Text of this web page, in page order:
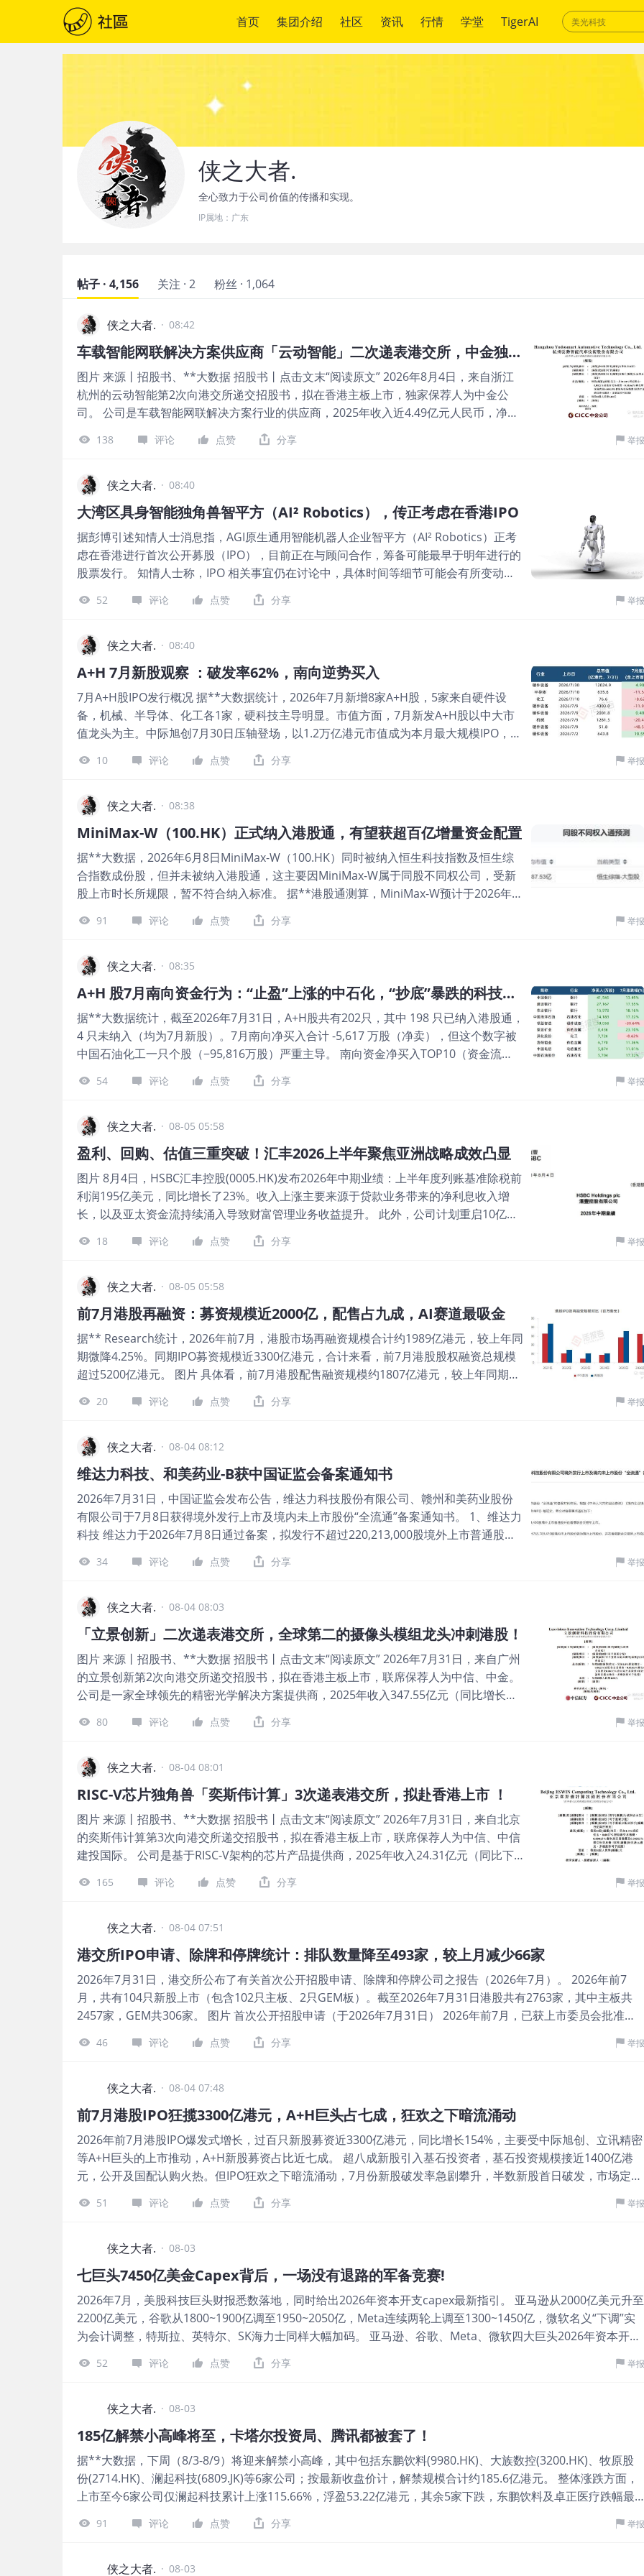
首页 集团介绍 社区 资讯 行情 学堂 TigerAI
侠之大者.
全心致力于公司价值的传播和实现。
IP属地： 广东
帖子 · 4,156 关注 · 2 粉丝 · 1,064
侠之大者. · 08:42
车载智能网联解决方案供应商「云动智能」二次递表港交所，中金独家保荐
图片 来源丨招股书、**大数据 招股书丨点击文末“阅读原文” 2026年8月4日，来自浙江
杭州的云动智能第2次向港交所递交招股书，拟在香港主板上市，独家保荐人为中金公
司。 公司是车载智能网联解决方案行业的供应商，2025年收入近4.49亿元人民币，净利
润约0.40亿元人民币；2026年前五个月收入同比增长约37.07%至1.79亿元人民币，净利
润约0.04亿元人民币，毛利率升至23.55%以上。 **获悉，杭州云动智能汽车技术股份有
2026年8月4日第二次递表港交所，上一次递表时间为2026年1月19日。 公司是国内专注
于智能网联汽车核心部件研发、生产与销售的高新技术企业，致力于为全球整车厂商提
供高可靠性、高性价比的车载智能网联整体解决方案，助力汽车产业智能化、网联化升
级，推动车联网技术的规模化落地应用。 公司核心产品体系覆盖三大板块： 图片 一是车
载通信解决方案，包括4G/5G T-Box、紧急呼叫终端，支持车辆联网通信、远程控制、紧
急救援等功能； 二是传感及域控解决方案，包括智能蓝牙模组、NFC读卡器、UWB模
块、中央网关（CGW）、区域控制器（ZCU）； 三是卫星通信、BLE低功耗连接等配套
技术方案。 产品主要应用于乘用车、商用车领域，可配套传统燃油车及新能源智能网联
年度、2025及2026年前5个月： 收入分别约为人民币2.06亿、3.98亿、4.49亿、1.31
亿、1.79亿，2026年前5月同比+37.07%； 毛利分别约为人民币0.48亿、1.09亿、1.18
亿、0.28亿、0.42亿，2026年前5月同比+52.91%； 净利分别约
138 评论 点赞 分享 举报
侠之大者. · 08:40
大湾区具身智能独角兽智平方（AI² Robotics），传正考虑在香港IPO
据彭博引述知情人士消息指，AGI原生通用智能机器人企业智平方（AI² Robotics）正考
虑在香港进行首次公开募股（IPO），目前正在与顾问合作，筹备可能最早于明年进行的
股票发行。 知情人士称，IPO 相关事宜仍在讨论中，具体时间等细节可能会有所变动。
此前，公司已于今年4月份完成股改，这被市场视为其冲刺上市的重要信号。 据官网介
绍，智平方成立于2023年4月，是AGI原生的通用智能机器人企业，也是行业稀缺的生产
OPPO、小鹏汽车AI专家）创立，汇聚多位全球前2%科学家。公司以具身大模型为核心
驱动，系统化叠加量产级机器人硬件正向设计、生产制造与规模化交付体系，致力于提
供“模型+硬件+场景”一体化能力。 公司核心产品为通用智能机器人AlphaBot（爱宝）系
列，搭配智平方具身大模型AlphaBrain，具备高精度操作和复杂环境自主导航能力，已
在汽车、半导体、生物制造、公共服务、新零售等领域实现落地应用。 图片 核心技术层
面，公司自主研发的具身大模型 AlphaBrain是领先的具身智能大模型之一，致力于为通
用智能机器人提供“最强大脑”。AlphaBrain具备全空间理解、全身协同控制、复杂任务
推理能力。 图片 此外，今年6月公司还发布了全球首个开源类脑式具身智能系统
的具身智能系统。 图片 公司自成立以来已连续完成6轮融资。今年6月底，智平方完成了
股改后的新一轮融资，集资近50亿人民币，投后估值超200亿人民币，成为粤港澳大湾区
首个估值突破200亿的具身智能独角兽。 公司主要投资者阵容豪华，包括深创投、南山
战新投、国中资本、招商资本、中金资本、洪泰基金、金沙江创投、达晨创投、基石资
本、五洲新春(603667.SH)、贵州
52 评论 点赞 分享 举报
侠之大者. · 08:40
A+H 7月新股观察 ：破发率62%，南向逆势买入
7月A+H股IPO发行概况 据**大数据统计，2026年7月新增8家A+H股，5家来自硬件设
备，机械、半导体、化工各1家，硬科技主导明显。市值方面，7月新发A+H股以中大市
值龙头为主。中际旭创7月30日压轴登场，以1.2万亿港元市值成为本月最大规模IPO，立
讯精密（4303亿）、三环集团（2002亿）紧随其后。随着7月科技股深度调整，7月新增
的8家A+H股普遍处于深度折价区间。 图片 7月A+H股首月表现：5家破发，分化剧烈 据
5家A+H新股首月破发（62%下跌），对比老股（2025年前上市的A+H股）平均+7.7%、
仅13%下跌——2026年7月新股显著跑输。 拆分来看，普源精电上市首月即腰斩近半，
跌48.50%；鼎泰高科跌20.47%；立讯精密、晶合集成亦跌逾11%。仅安克创新
（+10.55%）、中际旭创（+4.90%）、三环集团（+0.40%）守住发行价。整体反映市场
对A+H新股的甄别已趋于理性，"打新必赚"暂告一段落。 图片 南向资金：破发照买，迅
速建仓 7月的8家A+H新股中4家已纳入港股通，其中3家为上市当日即纳入——滨化股
份、鼎泰高科、普源精电均实现"上市即入通"，安克创新则在上市25天后（7月27日）纳
入。立讯精密、三环集团、晶合集成、中际旭创尚未纳入，均因为上市时间短且有绿鞋
中滨化股份上市当月持股占比即达21.93%、净买入7726万股；普源精电占比18.95%、净
买入470万股；鼎泰高科占比9.71%。在股价大幅破发的同时，南向资金逆势建仓，说明
内资对A+H稀缺标的——尤其是深度折价的硬科技龙头——的配置意愿依然强烈，南向
成为港股新股的重要稳定器。 对后续而言，立讯精密、三环
10 评论 点赞 分享 举报
侠之大者. · 08:38
MiniMax-W（100.HK）正式纳入港股通，有望获超百亿增量资金配置
据**大数据，2026年6月8日MiniMax-W（100.HK）同时被纳入恒生科技指数及恒生综
合指数成份股，但并未被纳入港股通，这主要因MiniMax-W属于同股不同权公司，受新
股上市时长所规限，暂不符合纳入标准。 据**港股通测算，MiniMax-W预计于2026年8
月6日满足额外上市时长后纳入港股通。 图片 一般而言，被纳入港股通，意味着该股票
正式向内地资金敞开了大门，有利于公司流动性的进一步提升；但能有多少流动性提
港股唯二的AI大模型公司之一，其入通后的配置路径，对MiniMax-W而言很有参照意
义。 图片 据**港股通数据，6月8日智谱正式纳入港股通当天获港股通配置137.95万股，
占当时流通股本的7.95%，按当日成交均价约1329.20港元计，港股通合计净买入18.34亿
港元。 截至7月7日至8日，港股通持股比例从44.48%大幅下降至23.83%，主要因智谱的
基石解禁，可流动股本增加，但港股通持股进一步增至1025.62万股，按当时的均价
1728.13港元计，港股通持仓市值约177.24亿港元。 截至7月31日，智谱的港股通持股约
2462.31万股，占流通股本的39.20%，港股通持仓市值约254.49亿港元。 截至8月5日，
MiniMax-W的总股本约3.49亿股，其中可流通股本约1.98亿股，占总股本的56.79%。 图
置约20%-25%的流通比例，港股通最终有可能配置约3967万股-4958万股，按最新收盘
价253.8港元计，配置市值约100.68亿-125.83亿港元。 不过，上述测算反映的是未来有
望持续流入的增量资金总量，并非纳入首日就能一蹴而就。即便如此，预计纳入首日仍
可获得港股
91 评论 点赞 分享 举报
侠之大者. · 08:35
A+H 股7月南向资金行为：“止盈”上涨的中石化，“抄底”暴跌的科技龙头？
据**大数据统计，截至2026年7月31日，A+H股共有202只，其中 198 只已纳入港股通，
4 只未纳入（均为7月新股）。7月南向净买入合计 -5,617 万股（净卖），但这个数字被
中国石油化工一只个股（−95,816万股）严重主导。 南向资金净买入TOP10（资金流
入） 据**大数据统计，7月A+H股南向资金净买入前列被'四大行+三桶油+电信'垄断——
中国银行、建设银行、农业银行、中国海洋石油、紫金矿业、洛阳钼业、中国电信、中
统计，7月A+H股南向资金净卖出股数，中国石油化工(−95,816万股)一家就占了流出的大
部分，其次是航空（东方航空、国航）、保险（中国人寿）、半导体（中芯国际）、汽
车（长城汽车）。值得注意的是，许多被净卖出的股票7月却是涨的（如中石化涨
+10.75%），说明南向在'逢高减仓'。 图片 港股通加仓 Top10（持股环比飙升） 据**大
数据统计，7月A+H股中，南向资金加仓最多的几乎全是7月暴跌的科技股——领益智造
港股通7月持股环比+320%、国恩科技环比+101%、兆易创新环比+73%、胜宏科技环比
+50%、华勤技术环比+31%、澜起科技环比+22%。南向在'抄底'这些被外资抛售的AI供应
链龙头。 图片 港股通减仓 Top10（持股环比下降） 据**大数据统计，7月A+H新股中，
可孚医疗−11.7%），反映南向在'逢高止盈'，兑现涨上去的仓位。 图片 关键洞察：负相
关的逆势行为 202家A+H股2026年7月持仓环比变化与涨幅的Pearson相关系数 =
-0.289（负相关）。这意味着：南向加仓越多的股票，7月表现反而越差。这不是'买入驱
动上涨'，而是'下
54 评论 点赞 分享 举报
侠之大者. · 08-05 05:58
盈利、回购、估值三重突破！汇丰2026上半年聚焦亚洲战略成效凸显
图片 8月4日，HSBC汇丰控股(0005.HK)发布2026年中期业绩：上半年度列账基准除税前
利润195亿美元，同比增长了23%。收入上涨主要来源于贷款业务带来的净利息收入增
长，以及亚太资金流持续涌入导致财富管理业务收益提升。 此外，公司计划重启10亿美
元股份回购，叠加近期股价持续上扬，估值节节攀升。汇丰通过在财富管理和跨境业务
的深耕，以及重新重视香港IPO市场机会，正在构建起“盈利、回购、估值”的三重突破之
加28亿美元。今年第二季度除税前利润101.5亿美元，按年大涨60%，优于早前市场预期
的约95亿美元。除税后利润为79亿美元，较2025年第2季增加31亿美元，增幅为63%。
今年上半年收入较2025年上半年增加36亿美元至 377亿美元，按年升11%。其中包括须
予注意项⽬的按年有利影响净额8亿美元和货币换算差额的有利影响7亿美元。 图片 董事
会通过派发第二轮中期股息每股0.1美元（5月已派第一轮0.10美元），更关键的是，汇丰
宣布有意启动规模最多达10亿美元的股份回购计划，预计在第三季业绩公布前完成。这
是其自去年10月宣布私有化恒生银行后、暂停三个季度以来的首次回购。 过去两年来，
汇丰控股(0005.HK)的股价一路高涨，近期更创下历史新高，目前市值超过2.8万亿港元。
提2亿美元。此外，虽然管理层维持2026年银行业务净利息收益至少460亿美元指引，但
内地打击非法跨境资金流动对财富管理净新增资金仍会存在一定的影响。 不过，集团行
政总裁艾桥智（Georges Elhedery）对于此依然颇具信心，他表示，“香港在我们亚洲财
富管理业务的增长中仍然处于核心地位”。 对于汇丰而言，跨境客户服务需求的增长进一
步
18 评论 点赞 分享 举报
侠之大者. · 08-05 05:58
前7月港股再融资：募资规模近2000亿，配售占九成，AI赛道最吸金
据** Research统计，2026年前7月，港股市场再融资规模合计约1989亿港元，较上年同
期微降4.25%。同期IPO募资规模近3300亿港元，合计来看，前7月港股股权融资总规模
超过5200亿港元。 图片 具体看，前7月港股配售融资规模约1807亿港元，较上年同期增
长8.6%，占整体再融资市场规模的比重达到91%，是再融资市场最重要的构成。 图片 7
月份港股单月配售规模达约625亿港元，创近16个月新高。完成配售的企业主要包括智
AI赛道各大科技明星公司。 其中智谱(2513.HK)配售募资规模达314亿港元，高居年内港
股配售市场第二，仅次于4月份宁德时代(3750.HK)的392亿港元配售。MINIMAX-
W(0100.HK)则紧随其后，配售募资95.4亿港元，且同步发行了65亿港元的可转债发行。
图片 港股配售中遵循“双二十”原则，即上市公司在利用一般性授权进行现金配售新股
时，发行数量和价格折让均不得超过20%。从实际配售价格看，今年前7月港股配售的折
价水平普遍在12%左右。 分行业看，今年已完成的超260宗配售中，来自工业、信息技
术、可选消费行业的公司稳居前三，分别占约20%、17%、16%。 而从募资规模看，与
AI赛道关系紧密的信息技术行业一马当先，配售募资规模达710亿港元，占比超过40%；
亿。 图片 （本文首发于活报告公众号，ID：**）
20 评论 点赞 分享 举报
侠之大者. · 08-04 08:12
维达力科技、和美药业-B获中国证监会备案通知书
2026年7月31日，中国证监会发布公告，维达力科技股份有限公司、赣州和美药业股份
有限公司于7月8日获得境外发行上市及境内未上市股份“全流通”备案通知书。 1、维达力
科技 维达力于2026年7月8日通过备案，拟发行不超过220,213,000股境外上市普通股并
在香港联合交易所上市。 此外，公司17名股东拟将所持合计765,789,470股境内未上市
股份转为境外上市股份，并在香港联合交易所上市流通。 图片 2026年2月9日，维达力科
球化的聚焦界面增强技术及相关材料工程的科技公司，2024年收入51.99亿元，净利润
6.18亿元，毛利率23.79%；2025年前9个月收入46.18亿元，净利润5.72亿元，毛利率
12.38%。 年入52亿的「维达力科技」首次递表，中金、德银联席保荐 2、和美药业-B 和
美药业-B于2026年7月8日通过备案，拟发行不超过63,491,400股境外上市普通股并在香
港联合交易所上市。 此外，公司24名股东拟将所持合计253,969,480股境内未上市股份
转为境外上市股份，并在香港联合交易所上市流通。 图片 2026年6月8日，和美药业-B第
3次向港交所递交招股书，拟在香港主板上市，联席保荐人为国投证券。公司曾于2025年
12月1日向港交所递交招股书。 公司是致力于自身免疫性疾病和肿瘤领域的生物医药公
研发开支为0.90亿元。 「和美药业-B」递表港交所，手握两款III期核心产品
34 评论 点赞 分享 举报
侠之大者. · 08-04 08:03
「立景创新」二次递表港交所，全球第二的摄像头模组龙头冲刺港股！
图片 来源丨招股书、**大数据 招股书丨点击文末“阅读原文” 2026年7月31日，来自广州
的立景创新第2次向港交所递交招股书，拟在香港主板上市，联席保荐人为中信、中金。
公司是一家全球领先的精密光学解决方案提供商，2025年收入347.55亿元（同比增长
24.5%），净利润16.90亿元（同比增长60.70%），毛利率10.79%。 公司是一家全球领
先的精密光学解决方案提供商，专注于面向全球消费电子、汽车电子、智能办公应用以
场。 公司核心产品以消费电子摄像头模组为绝对主体，覆盖智能手机（主摄大光圈、潜
望长焦等）、笔记本电脑及平板电脑等终端。 此外，公司正积极拓展汽车电子（ADAS摄
像头模组、激光雷达模组）、智慧办公（打印机/扫描仪光学组件）以及智能机器人感知
模组、XR光波导模组等新兴领域。 图片 立景创新向全球超过340家客户供应产品，收入
主要来自销售消费电子产品，包括应用于智能手机、笔记本计算机及平板计算机的摄像
头模块。截至2026年5月31日，公司消费电子类产品收入占总营收的91.2%。 图片 公司
业务亮点： 图片 财务业绩 截至2025年12月31日止3个年度、2025及2026年前5个月：
收入分别约为人民币152.48亿、279.14亿、347.55亿、118.81亿、136.24亿，2026年前
亿，2026年前5月同比+20.39%； 净利分别约为人民币5.88亿、10.52亿、16.90亿、5.23
亿、7.76亿，2026年前5月同比+48.50%； 毛利率分别约为11.96%、10.84%、10.79%、
11.04%、11.59%； 净利率分别约为3.85%
80 评论 点赞 分享 举报
侠之大者. · 08-04 08:01
RISC-V芯片独角兽「奕斯伟计算」3次递表港交所，拟赴香港上市 ！
图片 来源丨招股书、**大数据 招股书丨点击文末“阅读原文” 2026年7月31日，来自北京
的奕斯伟计算第3次向港交所递交招股书，拟在香港主板上市，联席保荐人为中信、中信
建投国际。 公司是基于RISC-V架构的芯片产品提供商，2025年收入24.31亿元（同比下
降20.04%），净亏损15.16亿元，毛利率18.63%。 公司是中国领先的基于RISC-V架构的
芯片产品提供商，专注于芯片、芯片组及板卡、相关核心软件的研发设计，采用Fabless
车、机器人、工业等场景提供高性价比、可定制的RISC-V架构芯片解决方案，推动开源
计算架构的商业化落地与国产替代。 公司产品主要分为两大板块：智能终端芯片和互连
与计算芯片。 智能终端芯片包括人机交互芯片和多媒体处理芯片，主要应用于电视、显
示器、笔记本、手机、智能手表等带屏设备。 互连与计算芯片则面向汽车、机器人及工
业场景，提供无线通信连接与端侧数据处理能力，使智能体具备感知、处理与执行能
力。 图片 截至2026年3月31日，公司已服务全球220家客户，累计拥有超620个IP模块、
超20个系列化RISC-V内核及超1,740项专利申请。收入主要来自向客户销售和交付智能终
端芯片、互连及计算产品，以及许可服务。 图片 财务业绩 截至2025年12月31日止3个年
亿、4.94亿，2026年前3月同比+18.38%； 毛利分别约为人民币2.70亿、3.58亿、4.53
亿、0.34亿、0.73亿，2026年前3月同比+116.00%； 净利分别约为人民币-18.37
亿、-15.47亿、-15.16亿、-3.99亿、-3.75亿，2026年前3月同比-6.10%； 毛利率分
165 评论 点赞 分享 举报
侠之大者. · 08-04 07:51
港交所IPO申请、除牌和停牌统计：排队数量降至493家，较上月减少66家
2026年7月31日，港交所公布了有关首次公开招股申请、除牌和停牌公司之报告（2026年7月）。 2026年前7
月，共有104只新股上市（包含102只主板、2只GEM板）。截至2026年7月31日港股共有2763家，其中主板共
2457家，GEM共306家。 图片 首次公开招股申请（于2026年7月31日） 2026年前7月，已获上市委员会批准、
待上市申请共12宗，正在处理的上市申请共481宗，两者合计仍有493家公司排队香港上市； 其他情况（申请已
超过处理期限、申请被拒 、申请被退回，或者申请人自行撤回了申请）210家，包括1家被发回（兴业银锡）。
数为20天，发出聆讯文件函所需的营业日中位数为17天。由上市申请受理至发出聆讯文件函之间联交所发出意见
函所需总营业日数的中位数是36天。 图片 除牌、停牌统计 2026年前7月，共有27家公司除牌，其中主板19家，
GEM板块8家；自愿撤回上市地位8家，被动除牌17家，转板除牌2家。 2026年前7月，共有104家上市公司停牌3
个月或以上，其中88家为主板上市公司，16家为GEM（创业板）上市公司。主板中9家公司已获上市委员会批准
除牌。 图片 （本文首发于活报告公众号，ID：**）
46 评论 点赞 分享 举报
侠之大者. · 08-04 07:48
前7月港股IPO狂揽3300亿港元，A+H巨头占七成，狂欢之下暗流涌动
2026年前7月港股IPO爆发式增长，过百只新股募资近3300亿港元，同比增长154%，主要受中际旭创、立讯精密
等A+H巨头的上市推动，A+H新股募资占比近七成。 超八成新股引入基石投资者，基石投资规模接近1400亿港
元，公开及国配认购火热。但IPO狂欢之下暗流涌动，7月份新股破发率急剧攀升，半数新股首日破发，市场定价
权正从发行人手中滑向买方。 一、募资额近3300亿，募资额前十被A+H包揽 2026年前7月，港股市场合计101只
新股IPO上市（另有1只通过介绍上市，2只转板），同比增长98%；合计募资约3282亿港元，同比增长154%。7
场合计93只新股IPO上市，同比下降29%；合计募资约1244亿美元，同比增长524%。美股IPO募资规模暴增，主
要受SpaceX IPO、SK海力士二次上市等超大规模企业上市活动的带动。 A股市场合计85只新股IPO上市，同比增
长44%；合计募资约1682亿人民币，同比增长173%。长鑫科技以科创板历史最大IPO、A股历史第三大IPO的成
绩成为主要推手。 图片 2026年前7月，32只A+H上市合计募资约2270亿港元，占同期港股IPO募资额的69.2%，
占据绝对主导；15只18C上市合计募资约314亿港元，占比9.6%；10只18A上市合计募资约118亿港元，占比
3.6%。 图片 7月份接连两家A+H巨头中际旭创、立讯精密登陆港股市场，分别募资534.1亿、242.66亿港元，占
据年内港股IPO募资规模前两位。中际旭创更是刷新近7年来港股最大IPO的纪录。今年前7月，港股IPO募资TOP
10被A+H股完全包揽，TOP 20中亦占到3/4。 图片 二、超八成新股引入基石，基石投资规模近1400亿 2026年前
51 评论 点赞 分享 举报
侠之大者. · 08-03
七巨头7450亿美金Capex背后，一场没有退路的军备竞赛!
2026年7月，美股科技巨头财报悉数落地，同时给出2026年资本开支capex最新指引。 亚马逊从2000亿美元升至
2200亿美元，谷歌从1800~1900亿调至1950~2050亿，Meta连续两轮上调至1300~1450亿，微软名义“下调”实
为会计调整，特斯拉、英特尔、SK海力士同样大幅加码。 亚马逊、谷歌、Meta、微软四大巨头2026年资本开支
上限合计约7450亿美元，较2025年的约3869亿美元增长了92.6%。 图片 这对未来AI产业意味着什么？ 资本开
支“只增不减”的担忧随着财报发布集中落地，业绩不确定性消除，叠加前期大跌已消化估值泡沫，市场情绪确实
一层，这批财报还释放了两个长期信号： 其一，AI投入从“要不要做”进入“谁能做到最后”的阶段。 七巨头步调一
致上调指引，意味着算力军备竞赛已不是个别公司的战略选择，而是整个行业的生存共识。能持续掏出数百亿美
金的企业，才有资格留在牌桌上——这实质上抬高了行业准入门槛，加速了资源向头部集中。 其二，投融资逻辑
将从“规模叙事”切换至“效率叙事”。 落地之后，市场不再满足于“花多少钱”的表态，而是要验证“每一块钱能产生
多少回报”。未来的分化将围绕ROIC展开——能交出清晰变现路径的公司获得溢价，纯烧钱换增长的模式持续承
压。 7月AI科技股这轮下跌，短期是情绪出清，长期是估值体系的重构。 （本文首发于活报告公众号，ID：**）
52 评论 点赞 分享 举报
侠之大者. · 08-03
185亿解禁小高峰将至，卡塔尔投资局、腾讯都被套了！
据**大数据，下周（8/3-8/9）将迎来解禁小高峰，其中包括东鹏饮料(9980.HK)、大族数控(3200.HK)、牧原股
份(2714.HK)、澜起科技(6809.JK)等6家公司；按最新收盘价计，解禁规模合计约185.6亿港元。 整体涨跌方面，
上市至今6家公司仅澜起科技累计上涨115.66%，浮盈53.22亿港元，其余5家下跌，东鹏饮料及卓正医疗跌幅最
大，分别下跌49.6%及60.6%。 图片 下周一，东鹏饮料解禁规模约25.15亿港元，占H股市值的34.58%，截至最
新收盘，东鹏饮料的基石投资者浮亏约24.75亿港元。 具体投资人浮亏方面，卡塔尔投资局、淡马锡、贝莱德、
半年股价大幅下跌，基石投资者已承受显著浮亏。因此，预计短期内减持意愿有限。 图片 （本文首发于活报告
91 评论 点赞 分享 举报
侠之大者. · 08-03